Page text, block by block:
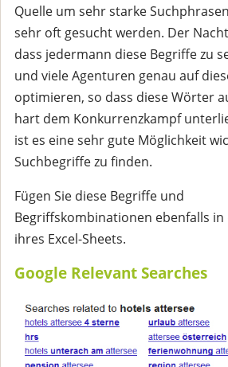
Quelle um sehr starke
sehr oft gesucht werden. Der
dass jedermann diese Begriffe zu
und viele Agenturen genau auf
optimieren, so dass diese Wörter
hart dem Konkurrenzkampf
ist es eine sehr gute Möglichkeit
Suchbegriffe zu finden.
Fügen Sie diese Begriffe und
Begriffskombinationen ebenfalls in
ihres Excel-Sheets.
Google Relevant Searches